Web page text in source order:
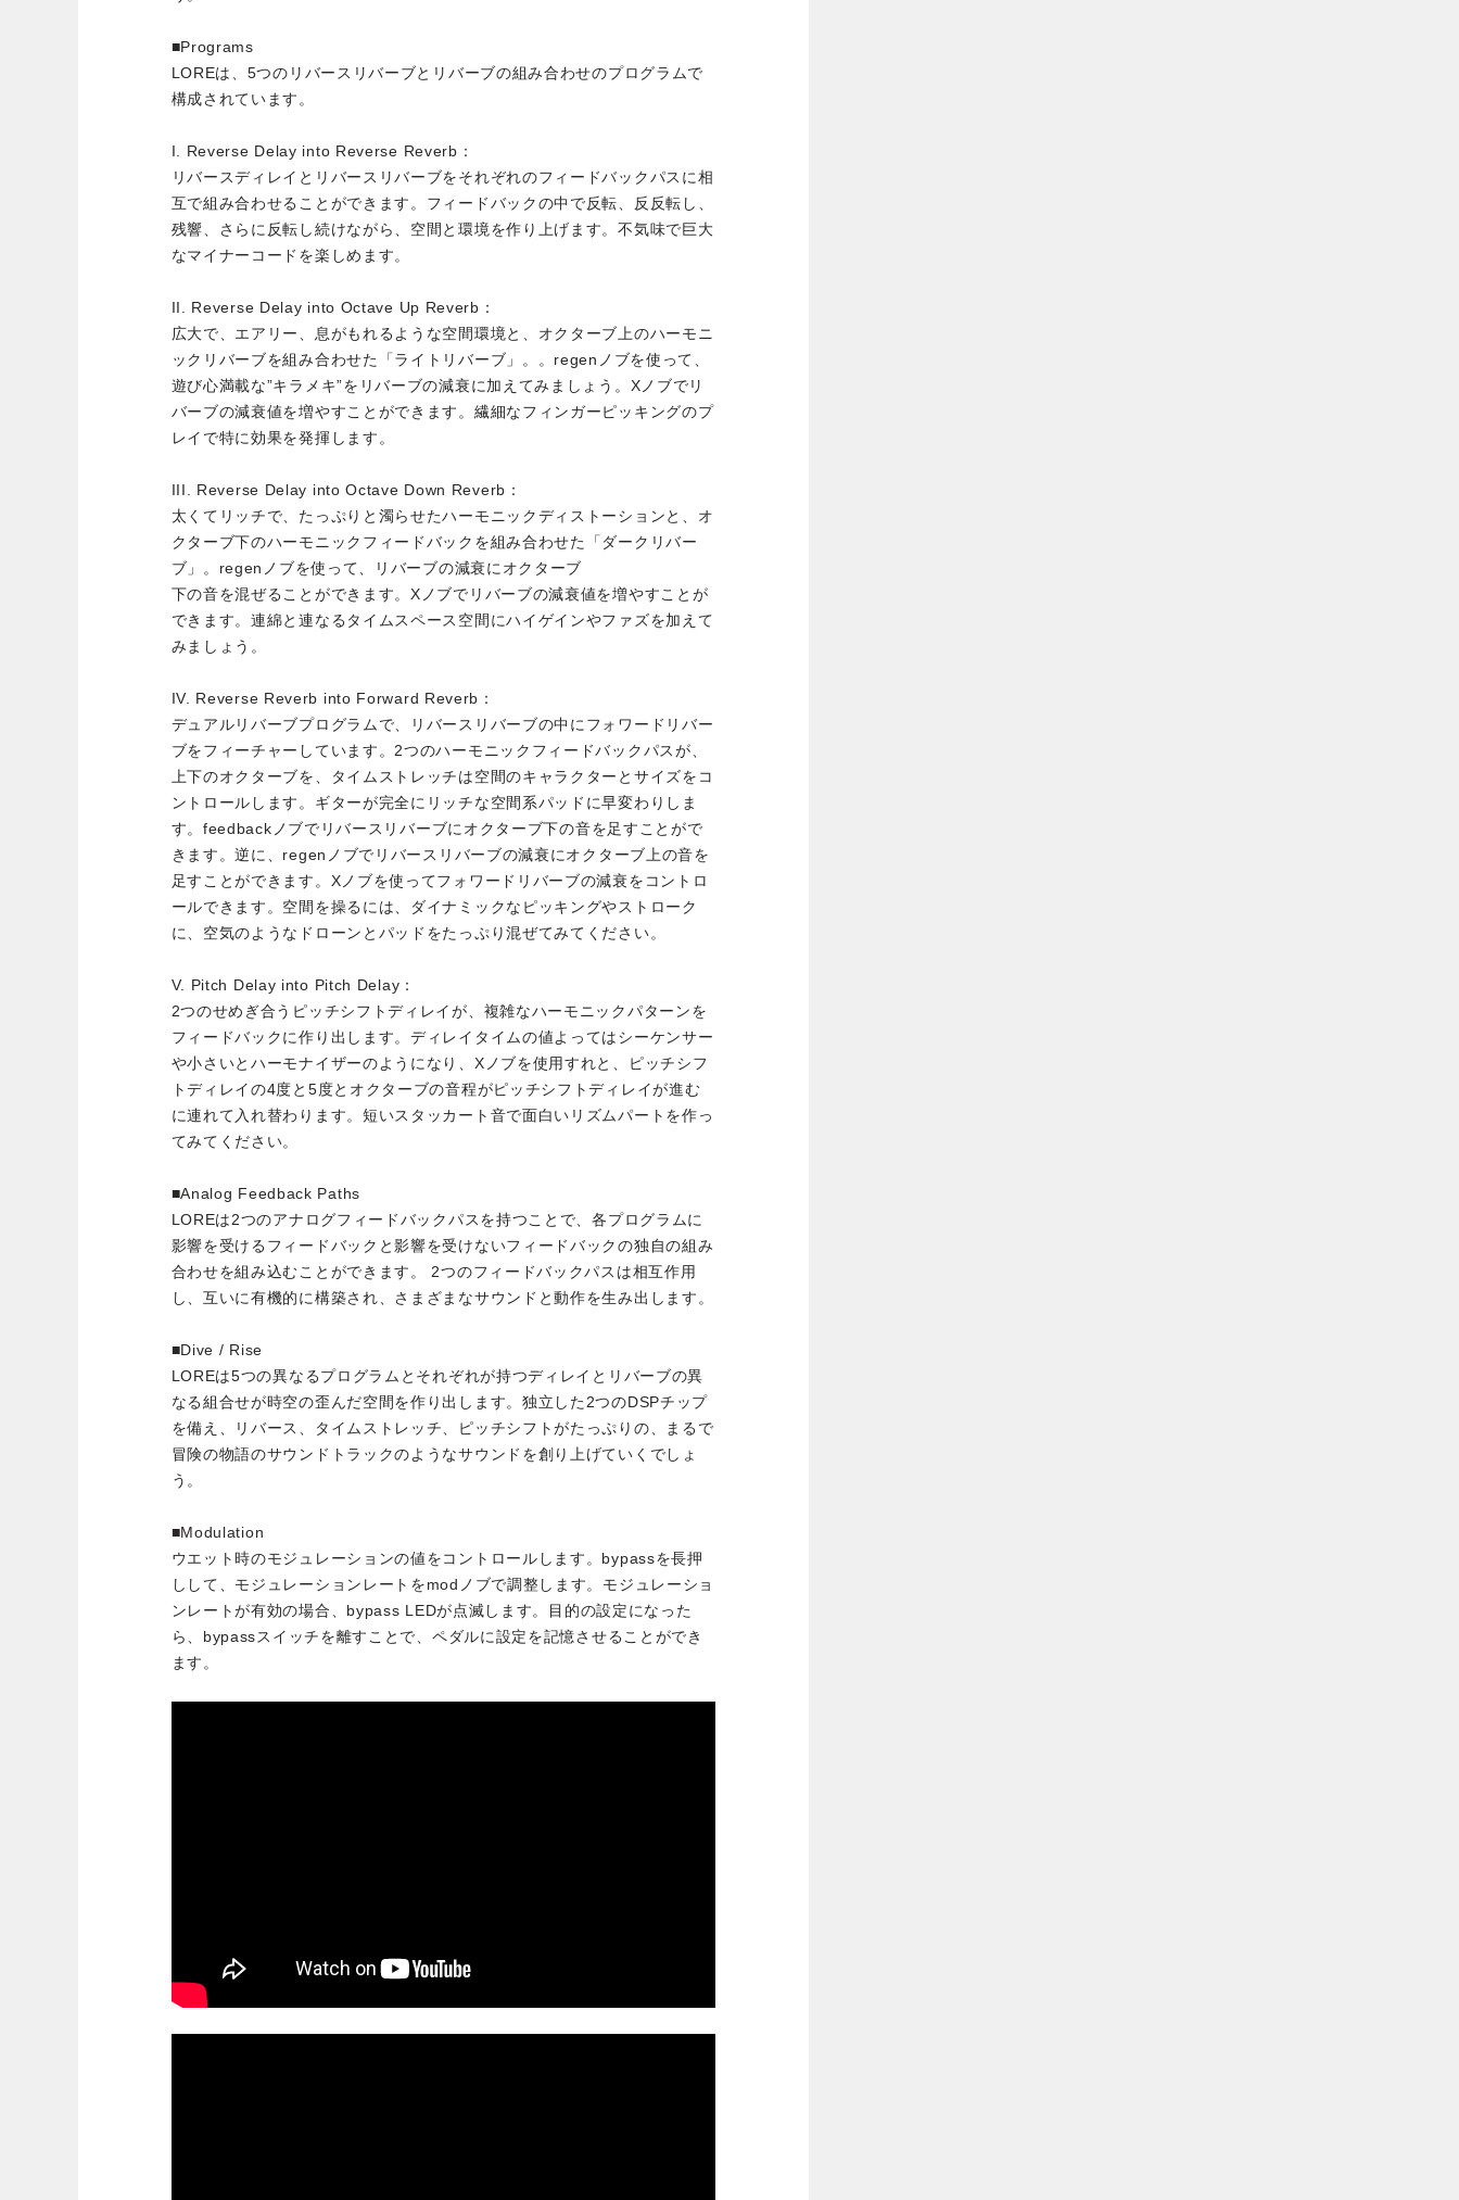
■Programs
LOREは、5つのリバースリバーブとリバーブの組み合わせのプログラムで
構成されています。
I. Reverse Delay into Reverse Reverb：
リバースディレイとリバースリバーブをそれぞれのフィードバックパスに相
互で組み合わせることができます。フィードバックの中で反転、反反転し、
残響、さらに反転し続けながら、空間と環境を作り上げます。不気味で巨大
なマイナーコードを楽しめます。
II. Reverse Delay into Octave Up Reverb：
広大で、エアリー、息がもれるような空間環境と、オクターブ上のハーモニ
ックリバーブを組み合わせた「ライトリバーブ」。。regenノブを使って、
遊び心満載な”キラメキ”をリバーブの減衰に加えてみましょう。Xノブでリ
バーブの減衰値を増やすことができます。繊細なフィンガーピッキングのプ
レイで特に効果を発揮します。
III. Reverse Delay into Octave Down Reverb：
太くてリッチで、たっぷりと濁らせたハーモニックディストーションと、オ
クターブ下のハーモニックフィードバックを組み合わせた「ダークリバー
ブ」。regenノブを使って、リバーブの減衰にオクターブ
下の音を混ぜることができます。Xノブでリバーブの減衰値を増やすことが
できます。連綿と連なるタイムスペース空間にハイゲインやファズを加えて
みましょう。
IV. Reverse Reverb into Forward Reverb：
デュアルリバーブプログラムで、リバースリバーブの中にフォワードリバー
ブをフィーチャーしています。2つのハーモニックフィードバックパスが、
上下のオクターブを、タイムストレッチは空間のキャラクターとサイズをコ
ントロールします。ギターが完全にリッチな空間系パッドに早変わりしま
す。feedbackノブでリバースリバーブにオクターブ下の音を足すことがで
きます。逆に、regenノブでリバースリバーブの減衰にオクターブ上の音を
足すことができます。Xノブを使ってフォワードリバーブの減衰をコントロ
ールできます。空間を操るには、ダイナミックなピッキングやストローク
に、空気のようなドローンとパッドをたっぷり混ぜてみてください。
V. Pitch Delay into Pitch Delay：
2つのせめぎ合うピッチシフトディレイが、複雑なハーモニックパターンを
フィードバックに作り出します。ディレイタイムの値よってはシーケンサー
や小さいとハーモナイザーのようになり、Xノブを使用すれと、ピッチシフ
トディレイの4度と5度とオクターブの音程がピッチシフトディレイが進む
に連れて入れ替わります。短いスタッカート音で面白いリズムパートを作っ
てみてください。
■Analog Feedback Paths
LOREは2つのアナログフィードバックパスを持つことで、各プログラムに
影響を受けるフィードバックと影響を受けないフィードバックの独自の組み
合わせを組み込むことができます。 2つのフィードバックパスは相互作用
し、互いに有機的に構築され、さまざまなサウンドと動作を生み出します。
■Dive / Rise
LOREは5つの異なるプログラムとそれぞれが持つディレイとリバーブの異
なる組合せが時空の歪んだ空間を作り出します。独立した2つのDSPチップ
を備え、リバース、タイムストレッチ、ピッチシフトがたっぷりの、まるで
冒険の物語のサウンドトラックのようなサウンドを創り上げていくでしょ
う。
■Modulation
ウエット時のモジュレーションの値をコントロールします。bypassを長押
しして、モジュレーションレートをmodノブで調整します。モジュレーショ
ンレートが有効の場合、bypass LEDが点滅します。目的の設定になった
ら、bypassスイッチを離すことで、ペダルに設定を記憶させることができ
ます。